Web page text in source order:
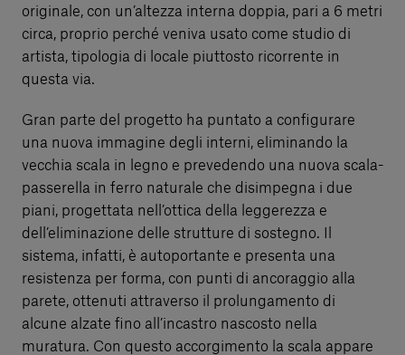
originale, con un’altezza interna doppia, pari a 6 metri
circa, proprio perché veniva usato come studio di
artista, tipologia di locale piuttosto ricorrente in
questa via.
Gran parte del progetto ha puntato a configurare
una nuova immagine degli interni, eliminando la
vecchia scala in legno e prevedendo una nuova scala-
passerella in ferro naturale che disimpegna i due
piani, progettata nell’ottica della leggerezza e
dell’eliminazione delle strutture di sostegno. Il
sistema, infatti, è autoportante e presenta una
resistenza per forma, con punti di ancoraggio alla
parete, ottenuti attraverso il prolungamento di
alcune alzate fino all’incastro nascosto nella
muratura. Con questo accorgimento la scala appare